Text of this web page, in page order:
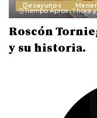
Desayunos
Tiempo Aprox.: 1 hora
Roscón
y su historia.